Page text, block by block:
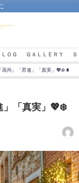
ＬＯＧ ＧＡＬＬＥＲＹ
高尚」「昇進」「真実」💖❄️🌲
」「真実」💖❄️